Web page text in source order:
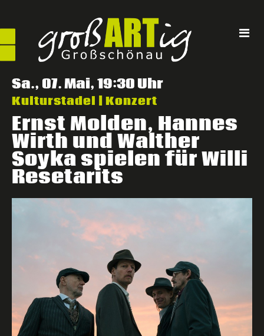
Sa., 07. Mai, 19:30 Uhr
Kulturstadel | Konzert
Ernst Molden, Hannes
Wirth und Walther
Soyka spielen für Willi
Resetarits